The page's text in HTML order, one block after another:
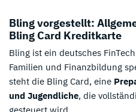
Bling vorgestellt:
Bling Card Kreditkarte
Bling ist ein deutsches
Familien und Finanzbildung
steht die Bling Card, eine
und Jugendliche, die